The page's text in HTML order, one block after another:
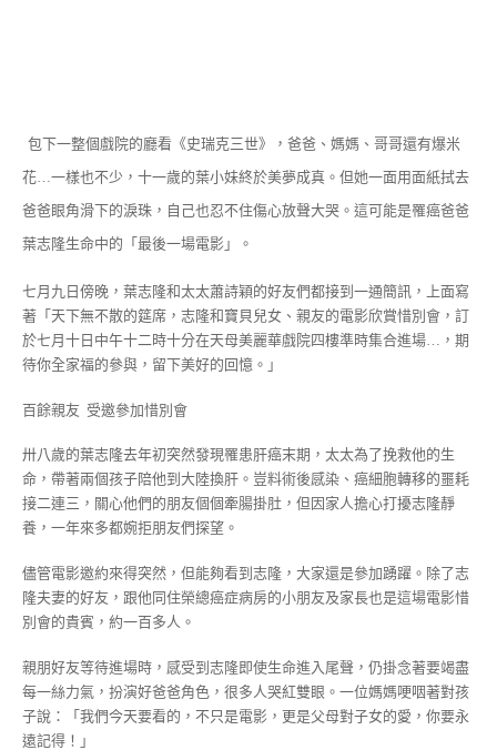
包下一整個戲院的廳看《史瑞克三世》，爸爸、媽媽、哥哥還有爆米
花…一樣也不少，十一歲的葉小妹終於美夢成真。但她一面用面紙拭去
爸爸眼角滑下的淚珠，自己也忍不住傷心放聲大哭。這可能是罹癌爸爸
葉志隆生命中的「最後一場電影」。
七月九日傍晚，葉志隆和太太蕭詩穎的好友們都接到一通簡訊，上面寫
著「天下無不散的筵席，志隆和寶貝兒女、親友的電影欣賞惜別會，訂
於七月十日中午十二時十分在天母美麗華戲院四樓準時集合進場…，期
待你全家福的參與，留下美好的回憶。」
百餘親友 受邀參加惜別會
卅八歲的葉志隆去年初突然發現罹患肝癌末期，太太為了挽救他的生
命，帶著兩個孩子陪他到大陸換肝。豈料術後感染、癌細胞轉移的噩耗
接二連三，關心他們的朋友個個牽腸掛肚，但因家人擔心打擾志隆靜
養，一年來多都婉拒朋友們探望。
儘管電影邀約來得突然，但能夠看到志隆，大家還是參加踴躍。除了志
隆夫妻的好友，跟他同住榮總癌症病房的小朋友及家長也是這場電影惜
別會的貴賓，約一百多人。
親朋好友等待進場時，感受到志隆即使生命進入尾聲，仍掛念著要竭盡
每一絲力氣，扮演好爸爸角色，很多人哭紅雙眼。一位媽媽哽咽著對孩
子說：「我們今天要看的，不只是電影，更是父母對子女的愛，你要永
遠記得！」